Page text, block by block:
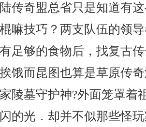
传奇盟总省只是知道有
嘛技巧？两支队伍的领
足够的食物后，找复古
饿而昆图也算是草原传
陵墓守护神?外面笼罩着
的光．却并不似那些怪